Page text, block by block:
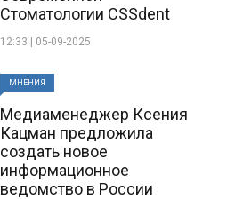
Стоматологии CSSdent
12:33 | 05-09-2025
МНЕНИЯ
Медиаменеджер Ксения
Кацман предложила
создать новое
информационное
ведомство в России